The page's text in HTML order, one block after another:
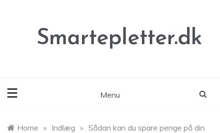
Smartepletter.dk
Menu
Home » Indlæg » Sådan kan du spare penge på din